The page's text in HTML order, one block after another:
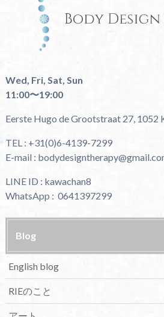
Wed, Fri, Sat, Sun
11:00〜19:00
Eerste Hugo de Grootstraat 27, 1052
TEL : +31(0)6-4139-7299
E-mail :
LINE ID : kawachan8
WhatsApp : 0641397299
Blog
English blog
RIEのこと